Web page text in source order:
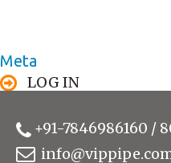
Meta
LOG IN
+91-7846986160 /